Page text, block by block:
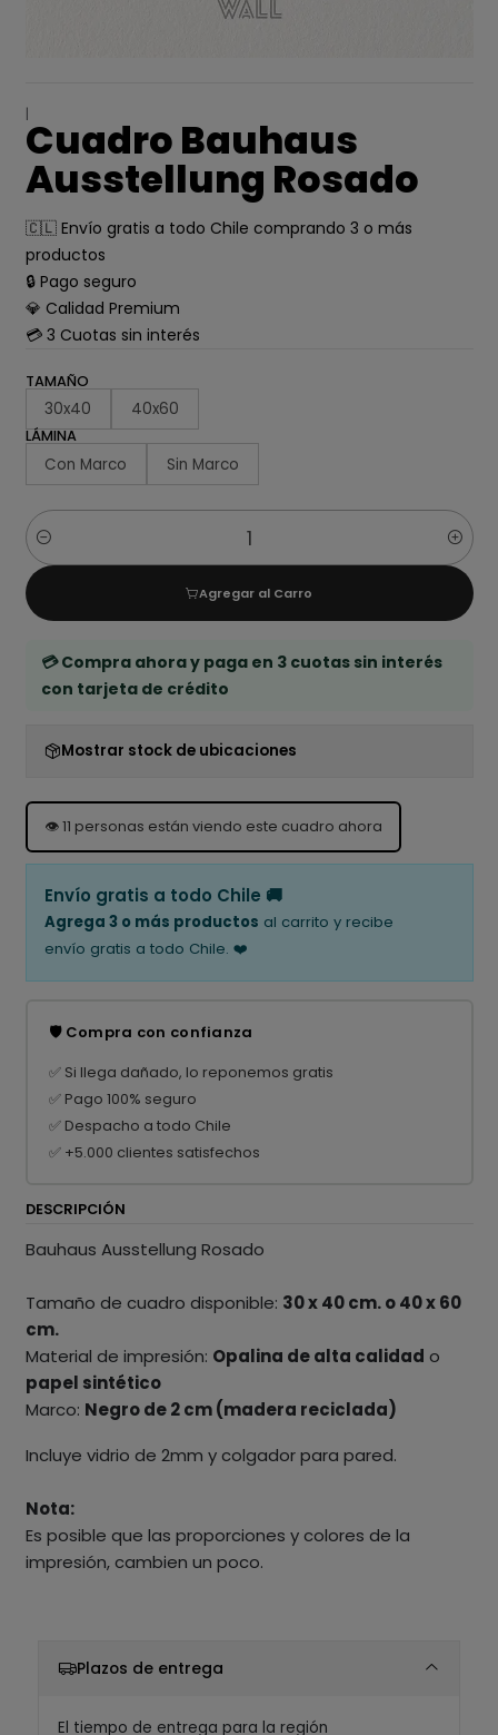
|
Cuadro Bauhaus
Ausstellung Rosado
🇨🇱 Envío gratis a todo Chile comprando 3 o más
productos
🔒 Pago seguro
💎 Calidad Premium
💳 3 Cuotas sin interés
TAMAÑO
30x40 40x60
LÁMINA
Con Marco Sin Marco
Cantidad
Agregar al Carro
💳 Compra ahora y paga en 3 cuotas sin interés
con tarjeta de crédito
Mostrar stock de ubicaciones
👁️11 personas están viendo este cuadro ahora
Envío gratis a todo Chile 🚚
Agrega 3 o más productos al carrito y recibe
envío gratis a todo Chile. ❤️
🛡️ Compra con confianza
✅ Si llega dañado, lo reponemos gratis
✅ Pago 100% seguro
✅ Despacho a todo Chile
✅ +5.000 clientes satisfechos
DESCRIPCIÓN
Bauhaus Ausstellung Rosado
Tamaño de cuadro disponible: 30 x 40 cm. o 40 x 60
cm.
Material de impresión: Opalina de alta calidad o
papel sintético
Marco: Negro de 2 cm (madera reciclada)
Incluye vidrio de 2mm y colgador para pared.
Nota:
Es posible que las proporciones y colores de la
impresión, cambien un poco.
Plazos de entrega
El tiempo de entrega para la región